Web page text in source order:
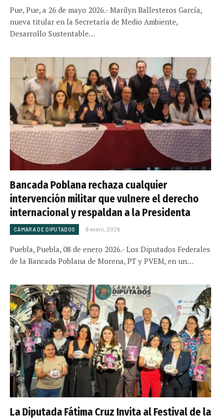
Pue, Pue, a 26 de mayo 2026.- Marilyn Ballesteros García,
nueva titular en la Secretaría de Medio Ambiente,
Desarrollo Sustentable…
Bancada Poblana rechaza cualquier
intervención militar que vulnere el derecho
internacional y respaldan a la Presidenta
CÁMARA DE DIPUTADOS 8 enero, 2026
Puebla, Puebla, 08 de enero 2026.- Los Diputados Federales
de la Bancada Poblana de Morena, PT y PVEM, en un…
La Diputada Fátima Cruz Invita al Festival de la